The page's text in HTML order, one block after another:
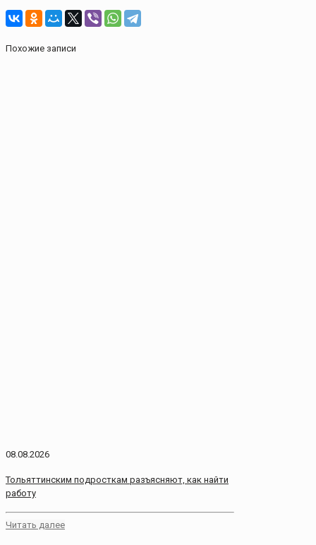
Похожие записи
08.08.2026
Тольяттинским подросткам разъясняют, как найти
работу
Читать далее